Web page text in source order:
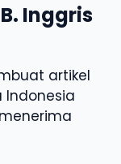
Inggris
artikel
Indonesia